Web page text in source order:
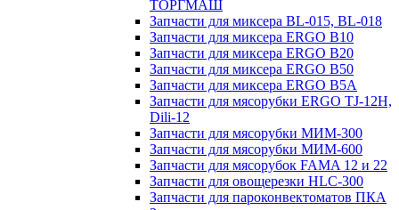
ТОРГМАШ
Запчасти для миксера BL-015, BL-018
Запчасти для миксера ERGO B10
Запчасти для миксера ERGO B20
Запчасти для миксера ERGO B50
Запчасти для миксера ERGO B5A
Запчасти для мясорубки ERGO TJ-12H,
Dili-12
Запчасти для мясорубки МИМ-300
Запчасти для мясорубки МИМ-600
Запчасти для мясорубок FAMA 12 и 22
Запчасти для овощерезки HLC-300
Запчасти для пароконвектоматов ПКА